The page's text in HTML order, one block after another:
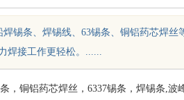
焊锡条、焊锡线、63锡条、铜铝药芯焊
焊接工作更轻松。......
，铜铝药芯焊丝，6337锡条，焊锡条,
揭秘！专业充电桩项目软件开发